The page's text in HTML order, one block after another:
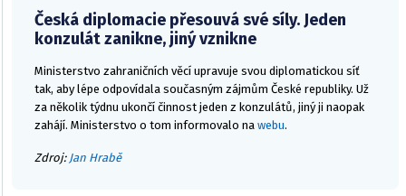
Česká diplomacie přesouvá své síly. Jeden
konzulát zanikne, jiný vznikne
Ministerstvo zahraničních věcí upravuje svou diplomatickou síť
tak, aby lépe odpovídala současným zájmům České republiky. Už
za několik týdnu ukončí činnost jeden z konzulátů, jiný ji naopak
zahájí. Ministerstvo o tom informovalo na webu.
Zdroj: Jan Hrabě